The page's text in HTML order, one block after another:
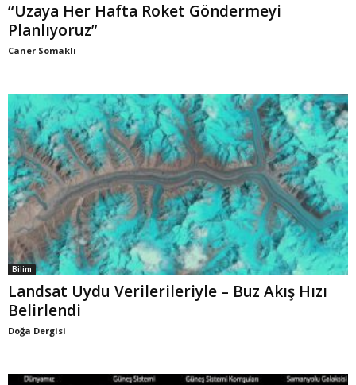
“Uzaya Her Hafta Roket Göndermeyi
Planlıyoruz”
Caner Somaklı
Bilim
Landsat Uydu Verilerileriyle – Buz Akış Hızı
Belirlendi
Doğa Dergisi